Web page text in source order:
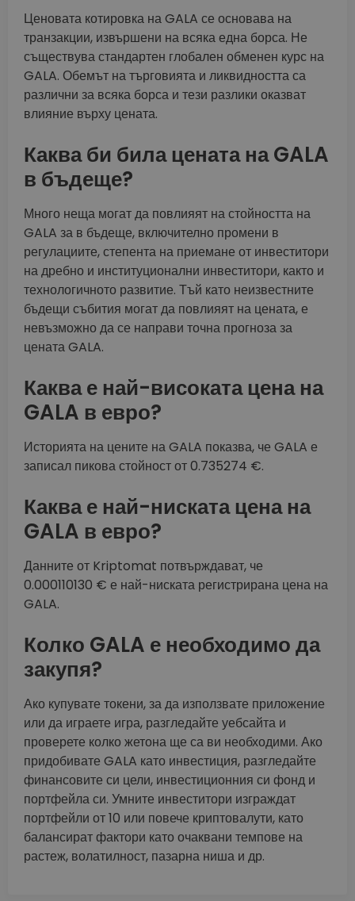
Ценовата котировка на GALA се основава на
транзакции, извършени на всяка една борса. Не
съществува стандартен глобален обменен курс на
GALA. Обемът на търговията и ликвидността са
различни за всяка борса и тези разлики оказват
влияние върху цената.
Каква би била цената на GALA
в бъдеще?
Много неща могат да повлияят на стойността на
GALA за в бъдеще, включително промени в
регулациите, степента на приемане от инвеститори
на дребно и институционални инвеститори, както и
технологичното развитие. Тъй като неизвестните
бъдещи събития могат да повлияят на цената, е
невъзможно да се направи точна прогноза за
цената GALA.
Каква е най-високата цена на
GALA в евро?
Историята на цените на GALA показва, че GALA е
записал пикова стойност от 0.735274 €.
Каква е най-ниската цена на
GALA в евро?
Данните от Kriptomat потвърждават, че
0.000110130 € е най-ниската регистрирана цена на
GALA.
Колко GALA е необходимо да
закупя?
Ако купувате токени, за да използвате приложение
или да играете игра, разгледайте уебсайта и
проверете колко жетона ще са ви необходими. Ако
придобивате GALA като инвестиция, разгледайте
финансовите си цели, инвестиционния си фонд и
портфейла си. Умните инвеститори изграждат
портфейли от 10 или повече криптовалути, като
балансират фактори като очаквани темпове на
растеж, волатилност, пазарна ниша и др.